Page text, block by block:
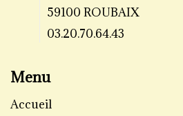
59100 ROUBAIX
03.20.70.64.43
Menu
Accueil